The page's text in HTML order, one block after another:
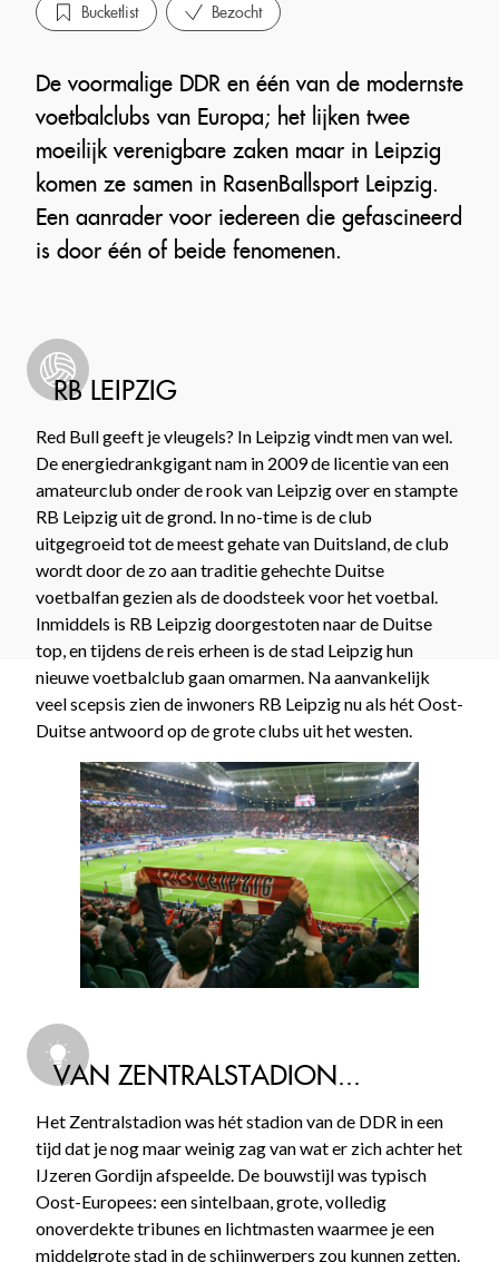
Bucketlist Bezocht
De voormalige DDR en één van de modernste
voetbalclubs van Europa; het lijken twee
moeilijk verenigbare zaken maar in Leipzig
komen ze samen in RasenBallsport Leipzig.
Een aanrader voor iedereen die gefascineerd
is door één of beide fenomenen.
RB LEIPZIG
Red Bull geeft je vleugels? In Leipzig vindt men van wel.
De energiedrankgigant nam in 2009 de licentie van een
amateurclub onder de rook van Leipzig over en stampte
RB Leipzig uit de grond. In no-time is de club
uitgegroeid tot de meest gehate van Duitsland, de club
wordt door de zo aan traditie gehechte Duitse
voetbalfan gezien als de doodsteek voor het voetbal.
Inmiddels is RB Leipzig doorgestoten naar de Duitse
top, en tijdens de reis erheen is de stad Leipzig hun
nieuwe voetbalclub gaan omarmen. Na aanvankelijk
veel scepsis zien de inwoners RB Leipzig nu als hét Oost-
Duitse antwoord op de grote clubs uit het westen.
VAN ZENTRALSTADION...
Het Zentralstadion was hét stadion van de DDR in een
tijd dat je nog maar weinig zag van wat er zich achter het
IJzeren Gordijn afspeelde. De bouwstijl was typisch
Oost-Europees: een sintelbaan, grote, volledig
onoverdekte tribunes en lichtmasten waarmee je een
middelgrote stad in de schijnwerpers zou kunnen zetten.